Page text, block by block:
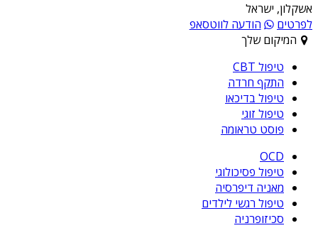
אשקלון, ישראל
לפרטים
הודעה לווטסאפ
המיקום שלך
טיפול CBT
התקף חרדה
טיפול בדיכאו
טיפול זוגי
פוסט טראומה
OCD
טיפול פסיכולוגי
מאניה דיפרסיה
טיפול רגשי לילדים
סכיזופרניה